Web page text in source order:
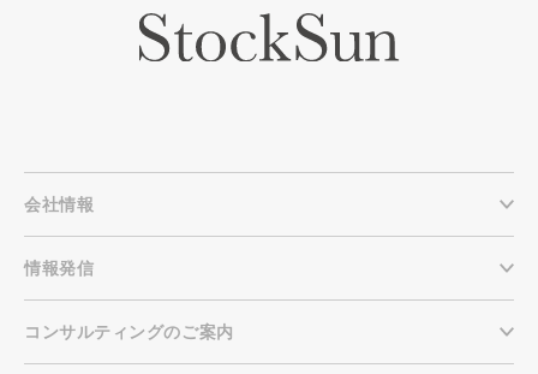
会社情報
情報発信
コンサルティングのご案内